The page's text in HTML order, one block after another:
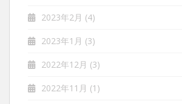
2023年2月 (4)
2023年1月 (3)
2022年12月 (3)
2022年11月 (1)